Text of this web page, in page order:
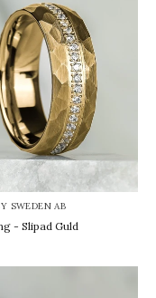
SWEDEN AB
- Slipad Guld